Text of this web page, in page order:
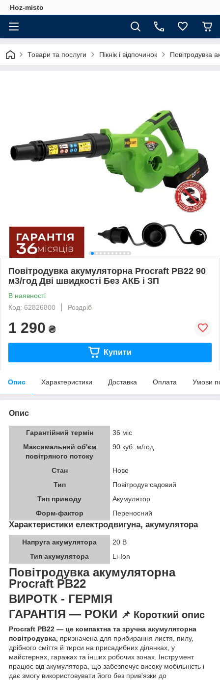
Hoz-misto
Товари та послуги Пікнік і відпочинок Повітродувка
Повітродувка акумуляторна Procraft PB22 90
м3/год Дві швидкості Без АКБ і ЗП
В наявності
Код: 62826800
Роздріб
1 290 ₴
Купити
Опис Характеристики Доставка Оплата Умови
Опис
Гарантійний термін
36 міс
Максимальний об'єм
повітряного потоку
90 куб. м/год
Стан
Нове
Тип
Повітродув садовий
Тип приводу
Акумулятор
Форм-фактор
Переносний
Характеристики електродвигуна, акумулятора
Напруга акумулятора
20 В
Тип акумулятора
Li-Ion
Повітродувка акумуляторна
Procraft PB22
ВИРОТК - ГЕРМІЯ
ГАРАНТІЯ — РОКИ 📌 Короткий опис
Procraft PB22 — це компактна та зручна акумуляторна
повітродувка, призначена для прибирання листя, пилу,
дрібного сміття й тирси на присадибних ділянках, у
майстернях, гаражах та інших робочих зонах. Інструмент
працює від акумулятора, що забезпечує високу мобільність і
дає змогу використовувати його без прив'язки до